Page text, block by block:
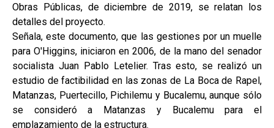
Obras Públicas, de diciembre de 2019, se relatan los
detalles del proyecto.
Señala, este documento, que las gestiones por un muelle
para O'Higgins, iniciaron en 2006, de la mano del senador
socialista Juan Pablo Letelier. Tras esto, se realizó un
estudio de factibilidad en las zonas de La Boca de Rapel,
Matanzas, Puertecillo, Pichilemu y Bucalemu, aunque sólo
se consideró a Matanzas y Bucalemu para el
emplazamiento de la estructura.